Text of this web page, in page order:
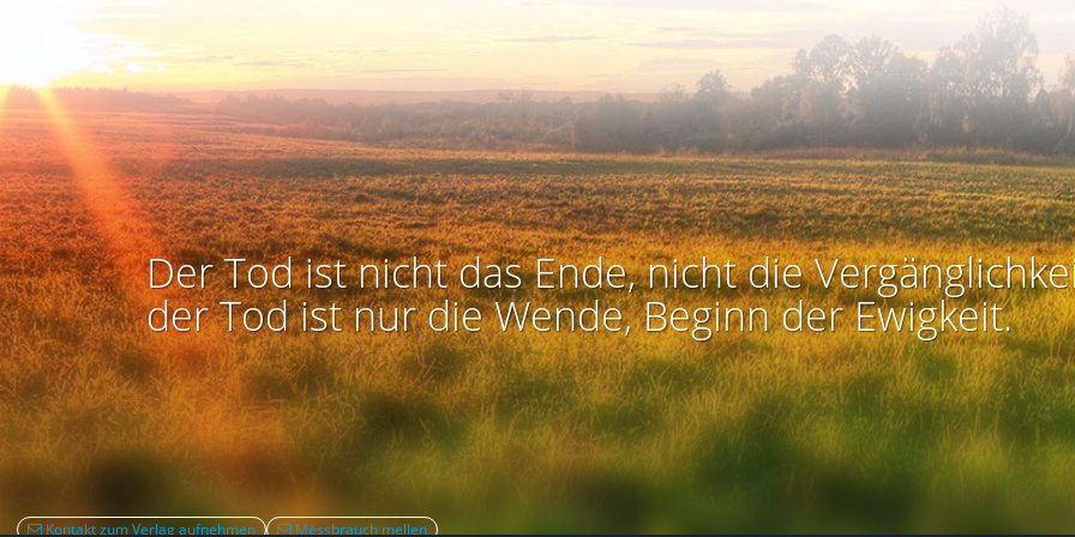
Der Tod ist nicht das Ende, nicht die
der Tod ist nur die Wende, Beginn der Ewigkeit.
Kontakt zum Verlag aufnehmen Mëssbrauch mellen